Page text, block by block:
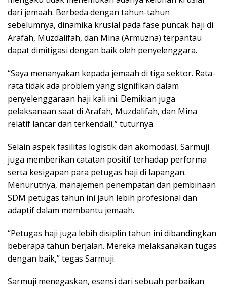
dari jemaah. Berbeda dengan tahun-tahun
sebelumnya, dinamika krusial pada fase puncak haji di
Arafah, Muzdalifah, dan Mina (Armuzna) terpantau
dapat dimitigasi dengan baik oleh penyelenggara.
“Saya menanyakan kepada jemaah di tiga sektor. Rata-
rata tidak ada problem yang signifikan dalam
penyelenggaraan haji kali ini. Demikian juga
pelaksanaan saat di Arafah, Muzdalifah, dan Mina
relatif lancar dan terkendali,” tuturnya.
Selain aspek fasilitas logistik dan akomodasi, Sarmuji
juga memberikan catatan positif terhadap performa
serta kesigapan para petugas haji di lapangan.
Menurutnya, manajemen penempatan dan pembinaan
SDM petugas tahun ini jauh lebih profesional dan
adaptif dalam membantu jemaah.
“Petugas haji juga lebih disiplin tahun ini dibandingkan
beberapa tahun berjalan. Mereka melaksanakan tugas
dengan baik,” tegas Sarmuji.
Sarmuji menegaskan, esensi dari sebuah perbaikan